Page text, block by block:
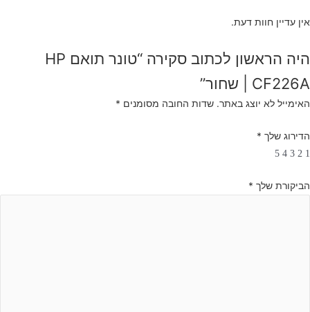
אין עדיין חוות דעת.
היה הראשון לכתוב סקירה “טונר תואם HP
CF226A | שחור”
האימייל לא יוצג באתר. שדות החובה מסומנים *
הדירוג שלך *
1
2
3
4
5
הביקורת שלך *